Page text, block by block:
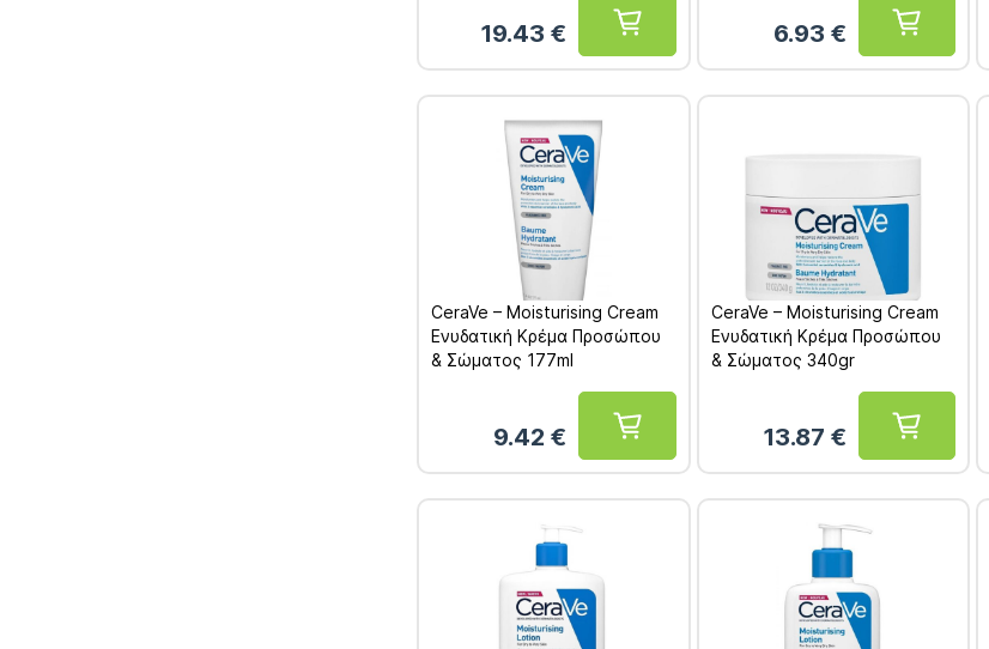
19.43 € 6.93 €
CeraVe – Moisturising Cream
Ενυδατική Κρέμα Προσώπου
& Σώματος 177ml
9.42 €
CeraVe – Moisturising Cream
Ενυδατική Κρέμα Προσώπου
& Σώματος 340gr
13.87 €